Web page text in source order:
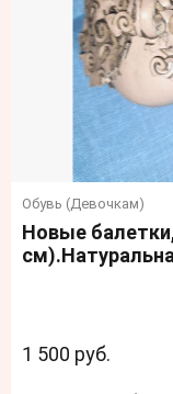
Обувь (Девочкам)
Новые
1 500 руб.